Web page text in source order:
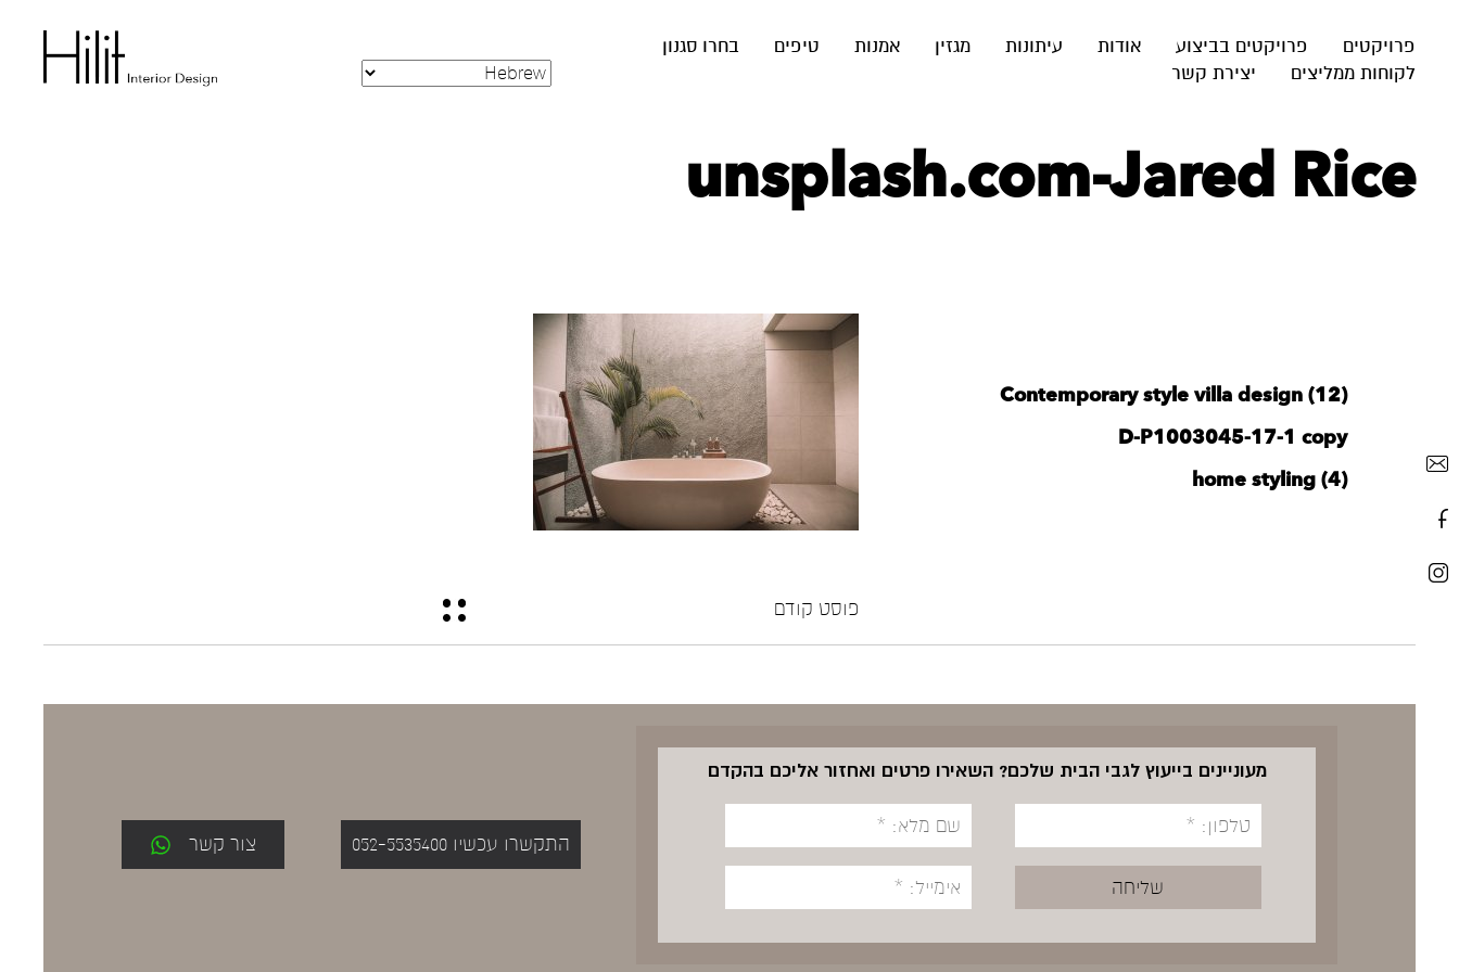
פרויקטים פרויקטים בביצוע אודות עיתונות מגזין אמנות טיפים
בחרו סגנון
לקוחות ממליצים
יצירת קשר
unsplash.com-Jared Rice
Contemporary style villa design (12)
D-P1003045-17-1 copy
home styling (4)
פוסט קודם
מעוניינים בייעוץ לגבי הבית שלכם? השאירו פרטים ואחזור אליכם בהקדם
התקשרו עכשיו 052-5535400 צור קשר